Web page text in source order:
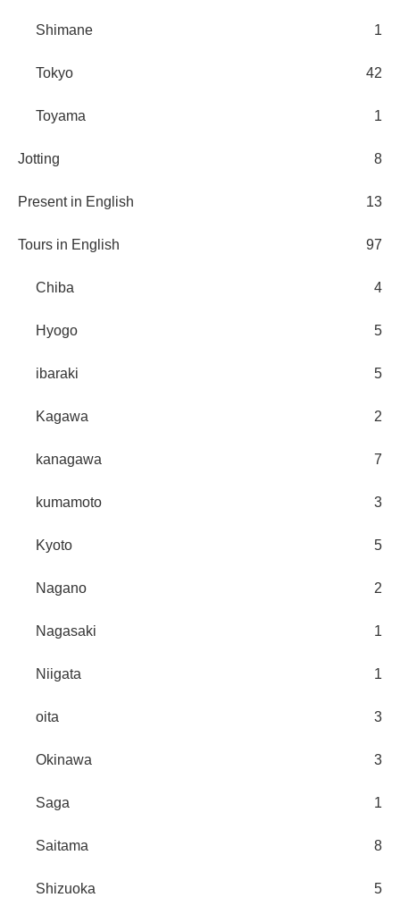
Shimane 1
Tokyo 42
Toyama 1
Jotting 8
Present in English 13
Tours in English 97
Chiba 4
Hyogo 5
ibaraki 5
Kagawa 2
kanagawa 7
kumamoto 3
Kyoto 5
Nagano 2
Nagasaki 1
Niigata 1
oita 3
Okinawa 3
Saga 1
Saitama 8
Shizuoka 5